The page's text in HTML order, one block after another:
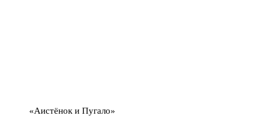
«Аистёнок и Пугало»